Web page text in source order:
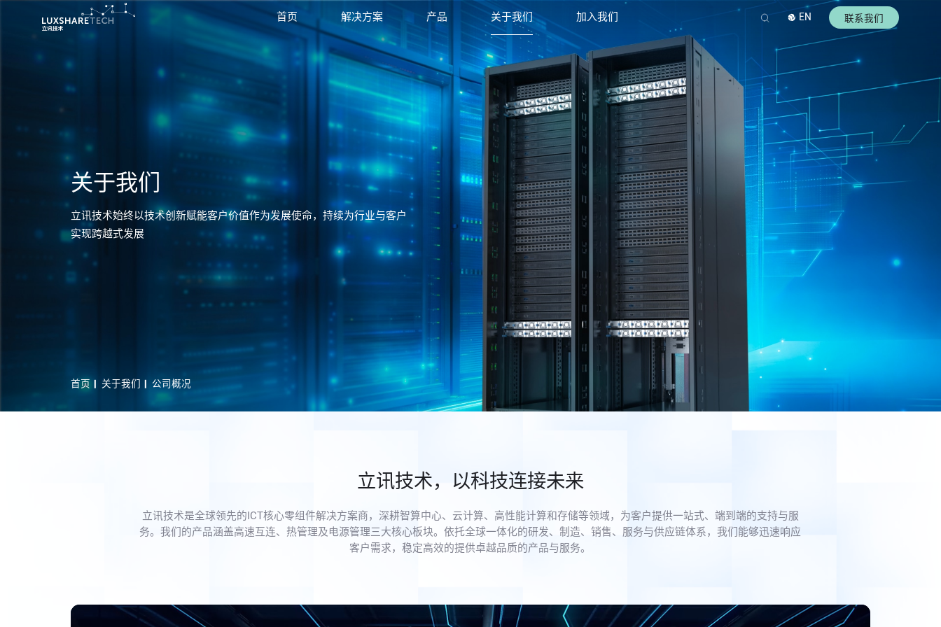
首页 解决方案 产品 关于我们 加入我们 EN 联系我们
关于我们
立讯技术始终以技术创新赋能客户价值作为发展使命，持续为行业与客户
实现跨越式发展
首页 关于我们 公司概况
立讯技术，以科技连接未来
立讯技术是全球领先的ICT核心零组件解决方案商，深耕智算中心、云计算、高性能计算和存储等领域，为客户提供一站式、端到端的支持与服
务。我们的产品涵盖高速互连、热管理及电源管理三大核心板块。依托全球一体化的研发、制造、销售、服务与供应链体系，我们能够迅速响应
客户需求，稳定高效的提供卓越品质的产品与服务。